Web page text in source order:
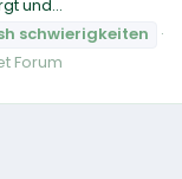
und...
schwierigkeiten
Forum